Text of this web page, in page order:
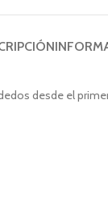
desde el